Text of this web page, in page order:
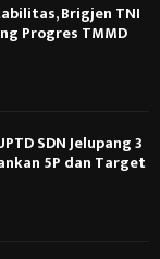
Brigjen TNI
Progres TMMD
SDN Jelupang 3
5P dan Target